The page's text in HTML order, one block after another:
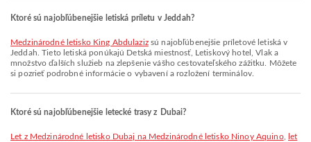
Ktoré sú najobľúbenejšie letiská príletu v Jeddah?
Medzinárodné letisko King Abdulazizsú najobľúbenejšie príletové letiská v
Jeddah. Tieto letiská ponúkajú Detská miestnosť, Letiskový hotel, Vlak a
množstvo ďalších služieb na zlepšenie vášho cestovateľského zážitku. Môžete
si pozrieť podrobné informácie o vybavení a rozložení terminálov.
Ktoré sú najobľúbenejšie letecké trasy z Dubai?
let z Medzinárodné letisko Dubaj na Medzinárodné letisko Ninoy Aquino,
let